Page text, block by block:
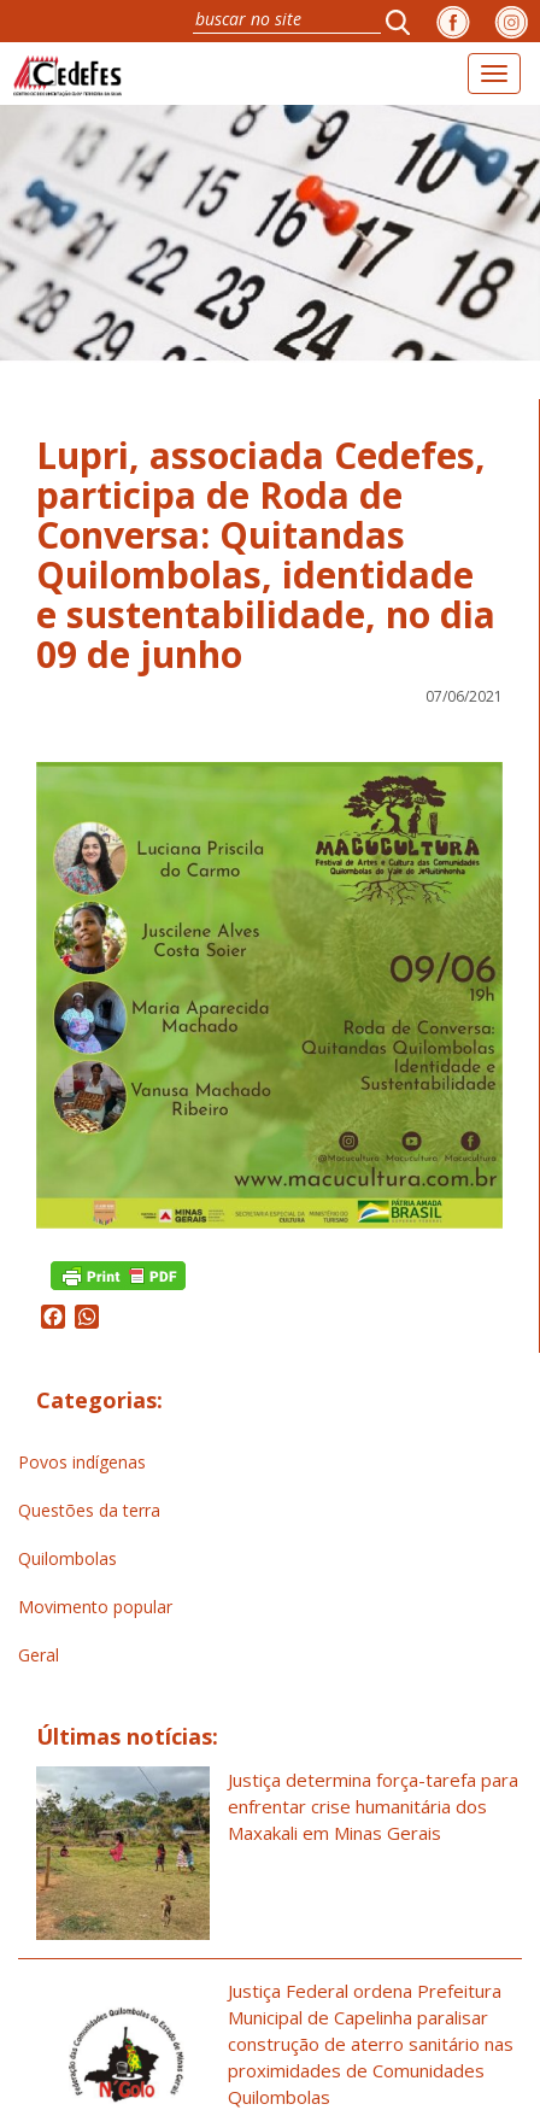
Lupri, associada Cedefes,
participa de Roda de
Conversa: Quitandas
Quilombolas, identidade
e sustentabilidade, no dia
09 de junho
07/06/2021
Facebook
Categorias:
Povos indígenas
Questões da terra
Quilombolas
Movimento popular
Geral
Últimas notícias:
Justiça determina força-tarefa para
enfrentar crise humanitária dos
Maxakali em Minas Gerais
Justiça Federal ordena Prefeitura
Municipal de Capelinha paralisar
construção de aterro sanitário nas
proximidades de Comunidades
Quilombolas